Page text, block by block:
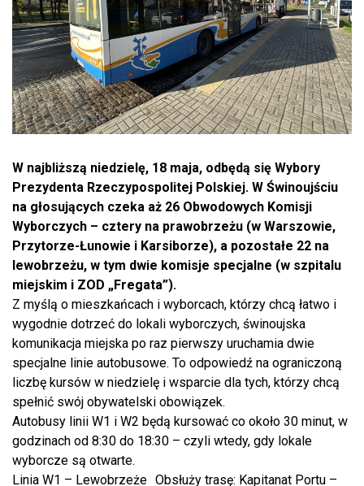
W najbliższą niedzielę, 18 maja, odbędą się Wybory
Prezydenta Rzeczypospolitej Polskiej. W Świnoujściu
na głosujących czeka aż 26 Obwodowych Komisji
Wyborczych – cztery na prawobrzeżu (w Warszowie,
Przytorze-Łunowie i Karsiborze), a pozostałe 22 na
lewobrzeżu, w tym dwie komisje specjalne (w szpitalu
miejskim i ZOD „Fregata”).
Z myślą o mieszkańcach i wyborcach, którzy chcą łatwo i
wygodnie dotrzeć do lokali wyborczych, świnoujska
komunikacja miejska po raz pierwszy uruchamia dwie
specjalne linie autobusowe. To odpowiedź na ograniczoną
liczbę kursów w niedzielę i wsparcie dla tych, którzy chcą
spełnić swój obywatelski obowiązek.
Autobusy linii W1 i W2 będą kursować co około 30 minut, w
godzinach od 8:30 do 18:30 – czyli wtedy, gdy lokale
wyborcze są otwarte.
Linia W1 – Lewobrzeże Obsłuży trasę: Kapitanat Portu –